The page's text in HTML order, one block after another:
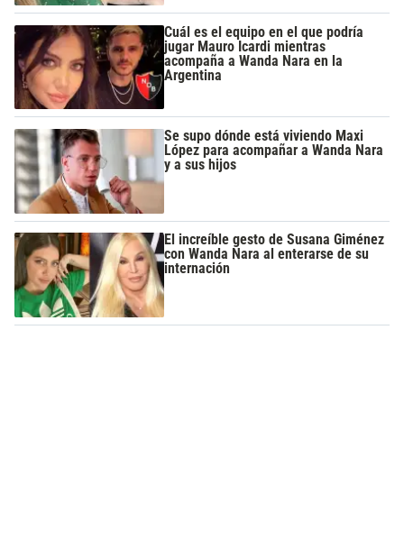
Cuál es el equipo en el que podría
jugar Mauro Icardi mientras
acompaña a Wanda Nara en la
Argentina
Se supo dónde está viviendo Maxi
López para acompañar a Wanda Nara
y a sus hijos
El increíble gesto de Susana Giménez
con Wanda Nara al enterarse de su
internación